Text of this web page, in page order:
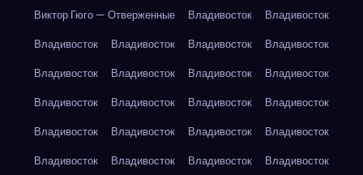
Виктор Гюго — Отверженные
Владивосток
Владивосток
Владивосток
Владивосток Владивосток
Владивосток
Владивосток
Владивосток Владивосток
Владивосток
Владивосток
Владивосток Владивосток
Владивосток
Владивосток
Владивосток Владивосток
Владивосток
Владивосток
Владивосток Владивосток
Владивосток